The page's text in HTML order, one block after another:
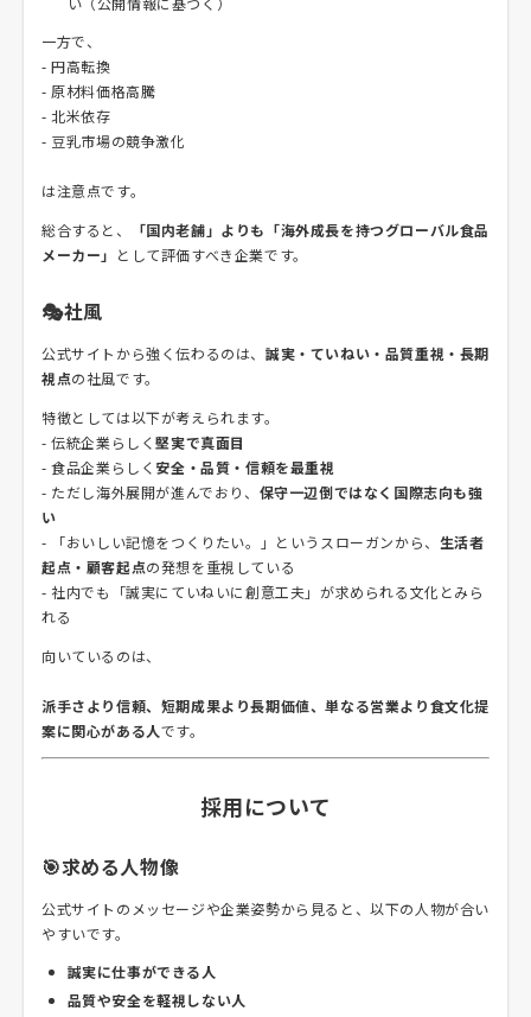
一方で、
- 円高転換
- 原材料価格高騰
- 北米依存
- 豆乳市場の競争激化
は注意点です。
総合すると、
「国内老舗」よりも「海外成長を持つグローバル食品
メーカー」 として評価すべき企業です。
🎭社風
公式サイトから強く伝わるのは、 誠実・ていねい・品質重視・長期
視点の社風です。
特徴としては以下が考えられます。
- 伝統企業らしく堅実で真面目
- 食品企業らしく 安全・品質・信頼を最重視
- ただし海外展開が進んでおり、 保守一辺倒ではなく国際志向も強
い
- 「おいしい記憶をつくりたい。」というスローガンから、 生活者
起点・顧客起点の発想を重視している
- 社内でも「誠実にていねいに創意工夫」が求められる文化とみら
れる
向いているのは、
派手さより信頼、短期成果より長期価値、単なる営業より食文化提
案に関心がある人です。
採用について
🎯求める人物像
公式サイトのメッセージや企業姿勢から見ると、以下の人物が合い
やすいです。
誠実に仕事ができる人
品質や安全を軽視しない人